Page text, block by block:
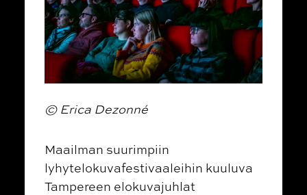
© Erica Dezonné
Maailman suurimpiin
lyhytelokuvafestivaaleihin kuuluva
Tampereen elokuvajuhlat